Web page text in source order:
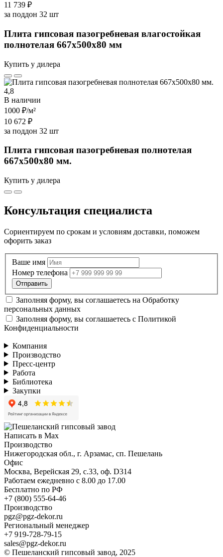
11 739 ₽
за поддон 32 шт
Плита гипсовая пазогребневая влагостойкая
полнотелая 667х500х80 мм
Купить у дилера
4,8
В наличии
1000 ₽/м²
10 672 ₽
за поддон 32 шт
Плита гипсовая пазогребневая полнотелая
667х500х80 мм.
Купить у дилера
Консультация специалиста
Сориентируем по срокам и условиям доставки, поможем
офорить заказ
Ваше имя
Номер телефона
Заполняя форму, вы соглашаетесь на Обработку
персональных данных
Заполняя форму, вы соглашаетесь с Политикой
Конфиденциальности
Компания
Производство
Пресс-центр
Работа
Библиотека
Закупки
Написать в Max
Производство
Нижегородская обл., г. Арзамас, сп. Пешелань
Офис
Москва, Верейская 29, с.33, оф. D314
Работаем ежедневно с 8.00 до 17.00
Бесплатно по РФ
+7 (800) 555-64-46
Производство
pgz@pgz-dekor.ru
Региональный менеджер
+7 919-728-79-15
sales@pgz-dekor.ru
© Пешеланский гипсовый завод, 2025